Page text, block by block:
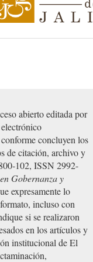
abierto editada por
concluyen los
de citación, archivo y
102, ISSN 2992-
Gobernanza y
expresamente lo
incluso con
si se realizaron
en los artículos y
institucional de El